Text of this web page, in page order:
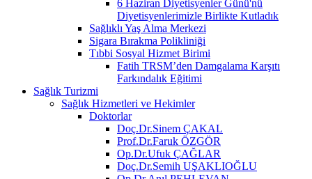
6 Haziran Diyetisyenler Günü'nü
Diyetisyenlerimizle Birlikte Kutladık
Sağlıklı Yaş Alma Merkezi
Sigara Bırakma Polikliniği
Tıbbi Sosyal Hizmet Birimi
Fatih TRSM’den Damgalama Karşıtı
Farkındalık Eğitimi
Sağlık Turizmi
Sağlık Hizmetleri ve Hekimler
Doktorlar
Doç.Dr.Sinem ÇAKAL
Prof.Dr.Faruk ÖZGÖR
Op.Dr.Ufuk ÇAĞLAR
Doç.Dr.Semih UŞAKLIOĞLU